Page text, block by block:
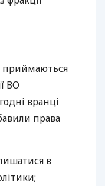
КЕШБЕКУ
ПУТІВНИКИ ПО
БАНКІВСЬКИХ КАРТКАХ
приймаються
ВО
вранці
права
в